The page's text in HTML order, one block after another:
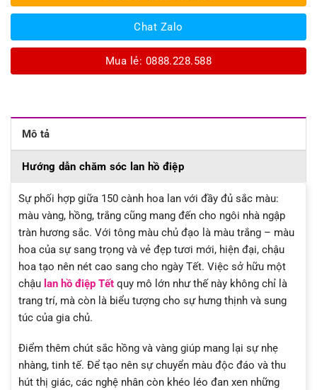
Chat Zalo
Mua lẻ: 0888.228.588
Mô tả
Hướng dẫn chăm sóc lan hồ điệp
Sự phối hợp giữa 150 cành hoa lan với đầy đủ sắc màu:
màu vàng, hồng, trắng cũng mang đến cho ngôi nhà ngập
tràn hương sắc. Với tông màu chủ đạo là màu trắng – màu
hoa của sự sang trọng và vẻ đẹp tươi mới, hiện đại, chậu
hoa tạo nên nét cao sang cho ngày Tết. Việc sở hữu một
chậu lan hồ điệp Tết quy mô lớn như thế này không chỉ là
trang trí, mà còn là biểu tượng cho sự hưng thịnh và sung
túc của gia chủ.
Điểm thêm chút sắc hồng và vàng giúp mang lại sự nhẹ
nhàng, tinh tế. Để tạo nên sự chuyển màu độc đáo và thu
hút thị giác, các nghệ nhân còn khéo léo đan xen những